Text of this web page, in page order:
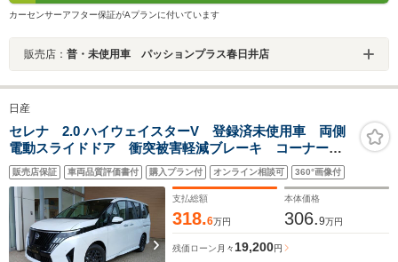
カーセンサーアフター保証がAプランに付いています
販売店： 普・未使用車 パッションプラス春日井店
日産
セレナ 2.0 ハイウェイスターV 登録済未使用車 両側
電動スライドドア 衝突被害軽減ブレーキ コーナーセ
ンサー スマートキー アラウンドビューモニター ア
イドリングストップ 電動格納ドアミラー アルミホイ
ール LEDヘッドライト
販売店保証 車両品質評価書付 購入プラン付 オンライン相談可 360°画像付
支払総額
318.6万円
本体価格
306.9万円
残価ローン 月々 19,200円